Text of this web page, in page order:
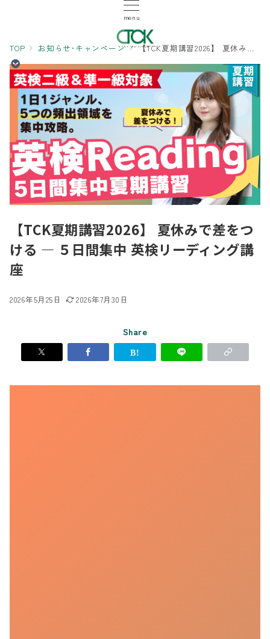
menu
TOP お知らせ･キャンペーン 【TCK夏期講習2026】 夏休みで差をつける ― ５日間集中 英検リーディング講座
【TCK夏期講習2026】 夏休みで差をつ
ける ― ５日間集中 英検リーディング講
座
2026年5月25日 2026年7月30日
Share